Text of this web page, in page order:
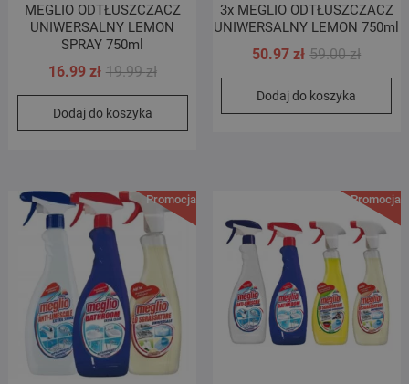
MEGLIO ODTŁUSZCZACZ
UNIWERSALNY LEMON
SPRAY 750ml
19.99złPierwotna
cena
19.99 zł.
16.99 zł
Aktualna
cena
16.99 zł.
Dodaj do koszyka
3x MEGLIO ODTŁUSZCZACZ
UNIWERSALNY LEMON 750ml
59.00zł
cena
59.00
50.97zł
cena
50.97
Dodaj do koszyka
Promocja! Promocja!